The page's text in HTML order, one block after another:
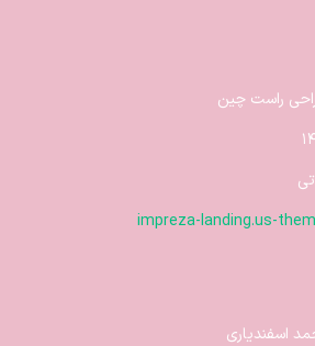
راست چین
impreza-landing.us-
اسفندیاری